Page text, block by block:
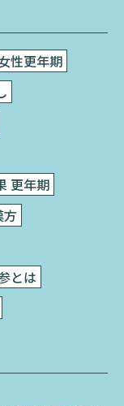
相談
性更年期
更年期
方
とは